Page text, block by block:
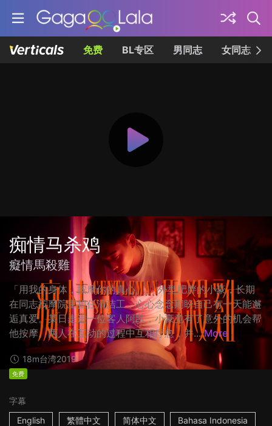
免费 BL专区 男同志 女同志
痴情马杀鸡
癡情馬殺雞
「用我的身体，按摩你的真心。」 外型肥胖的小豪，长期
在同志按摩院里担任清洁工，心心念念期盼自己有一天能邂
逅真爱。某日走进一位客人阿凯，小豪竟有了意外的机会帮
他按摩。两人在互动的过程中互相疗愈，并... More
18m台湾2019
免费
字幕
English
繁體中文 简体中文 Bahasa Indonesia